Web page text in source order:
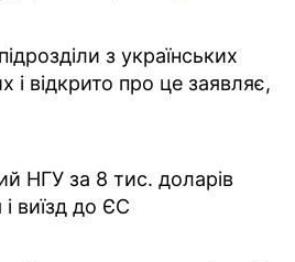
з українських
і відкрито про це заявляє,
НГУ за 8 тис. доларів
виїзд до ЄС